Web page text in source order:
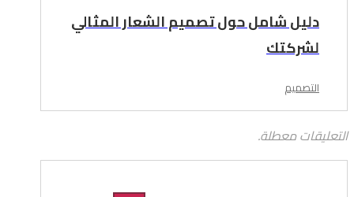
دليل شامل حول تصميم الشعار المثالي
لشركتك
التصميم
التعليقات معطلة.